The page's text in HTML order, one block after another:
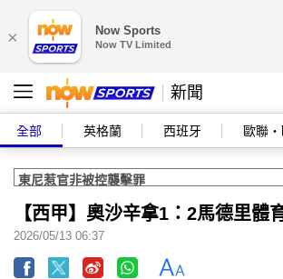
× Now Sports
Now TV Limited
新聞
全部 英格蘭 西班牙 歐聯‧
【西甲】奧沙辛拿1：2馬德里體
2026/05/13 06:37